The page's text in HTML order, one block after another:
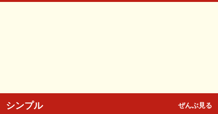
シンプル ぜんぶ見る